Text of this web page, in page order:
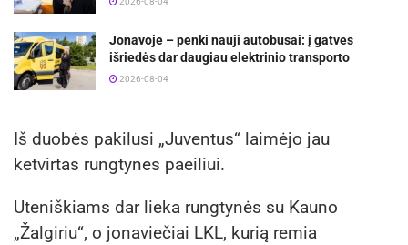
Jonavoje – penki nauji autobusai: į gatves
išriedės dar daugiau elektrinio transporto
2026-08-04
Iš duobės pakilusi „Juventus“ laimėjo jau
ketvirtas rungtynes paeiliui.
Uteniškiams dar lieka rungtynės su Kauno
„Žalgiriu“, o jonaviečiai LKL, kurią remia